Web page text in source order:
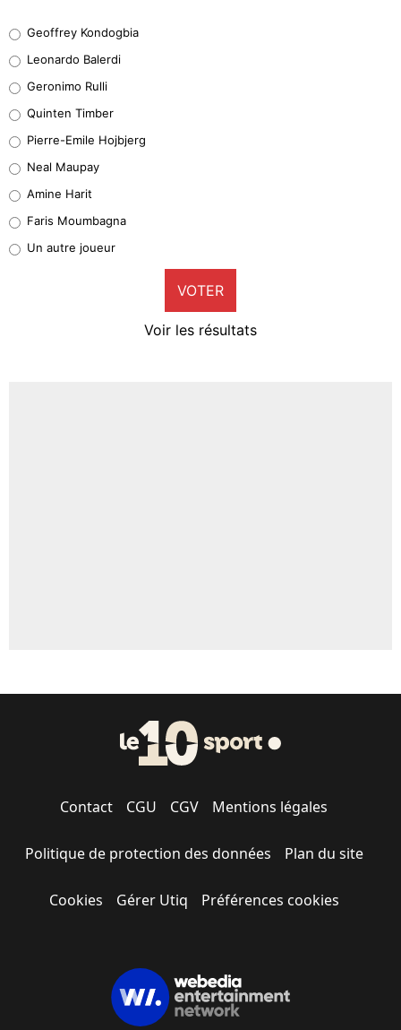
38%
32%
5%
1%
9%
Geoffrey Kondogbia
Leonardo Balerdi
Geronimo Rulli
Quinten Timber
Pierre-Emile Hojbjerg
Neal Maupay
Amine Harit
Faris Moumbagna
Un autre joueur
VOTER
Voir les résultats
Contact CGU CGV Mentions légales
Politique de protection des données Plan du site
Cookies Gérer Utiq Préférences cookies